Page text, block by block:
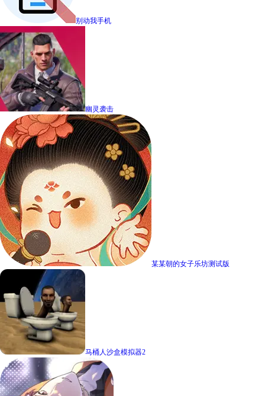
别动我手机
幽灵袭击
某某朝的女子乐坊测试版
马桶人沙盒模拟器2